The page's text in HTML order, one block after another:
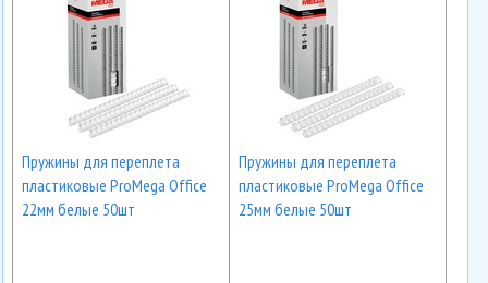
Пружины для переплета
пластиковые ProMega Office
22мм белые 50шт
Пружины для переплета
пластиковые ProMega Office
25мм белые 50шт